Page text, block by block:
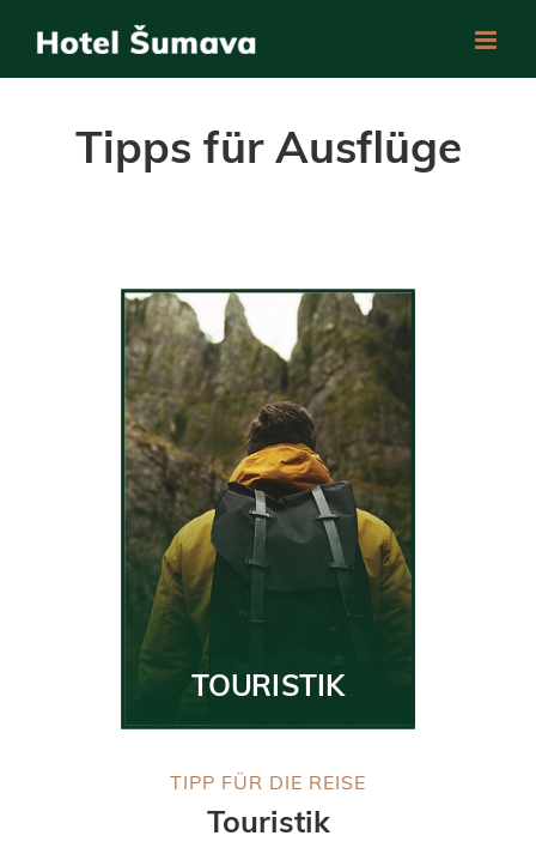
content
Tipps für Ausflüge
TOURISTIK
TIPP FÜR DIE REISE
Touristik